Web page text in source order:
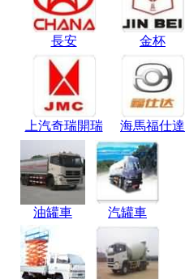
長安 金杯
上汽奇瑞開瑞 海馬福仕達
油罐車 汽罐車